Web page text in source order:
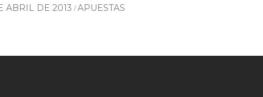
ABRIL DE 2013 APUESTAS